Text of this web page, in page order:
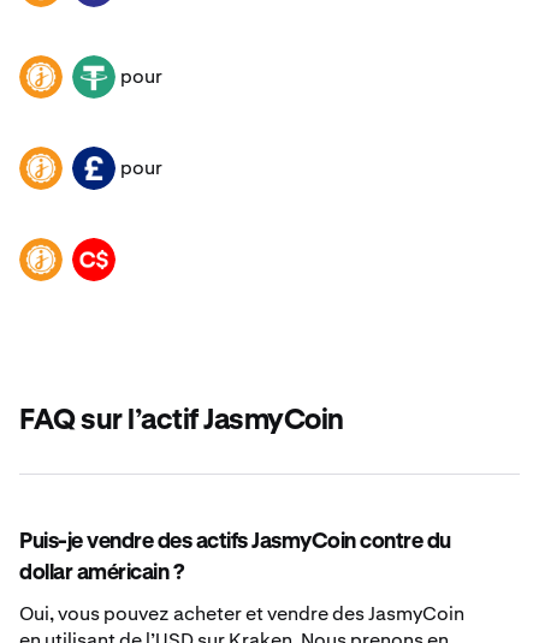
JASMY USDT pour
JASMY GBP pour
JASMY CAD
FAQ sur l’actif JasmyCoin
Puis-je vendre des actifs JasmyCoin contre du
dollar américain ?
Oui, vous pouvez acheter et vendre des JasmyCoin